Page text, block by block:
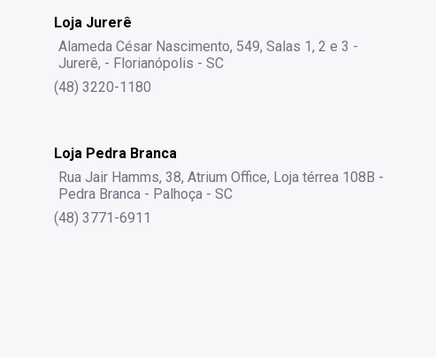
Loja Jurerê
Alameda César Nascimento, 549, Salas 1, 2 e 3 -
Jurerê, - Florianópolis - SC
(48) 3220-1180
Loja Pedra Branca
Rua Jair Hamms, 38, Atrium Office, Loja térrea 108B -
Pedra Branca - Palhoça - SC
(48) 3771-6911